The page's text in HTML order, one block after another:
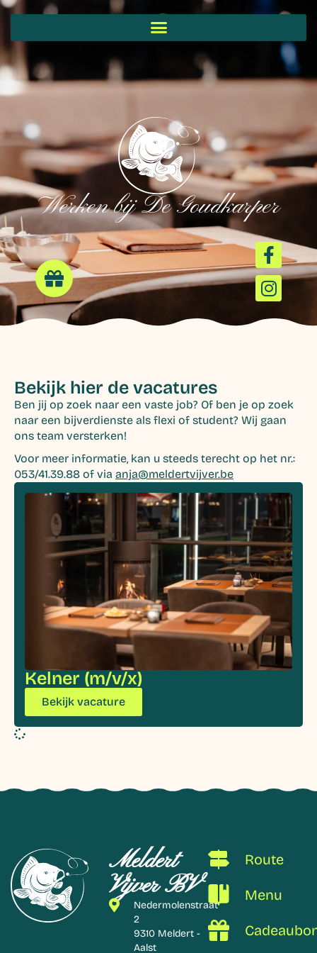
Werken bij De Goudkarper
Bekijk hier de vacatures
Ben jij op zoek naar een vaste job? Of ben je op zoek
naar een bijverdienste als flexi of student? Wij gaan
ons team versterken!
Voor meer informatie, kan u steeds terecht op het nr.:
053/41.39.88 of via anja@meldertvijver.be
Kelner (m/v/x)
Bekijk vacature
Meldert
Vijver BV
Nedermolenstraat
2
9310 Meldert -
Aalst
Route
Menu